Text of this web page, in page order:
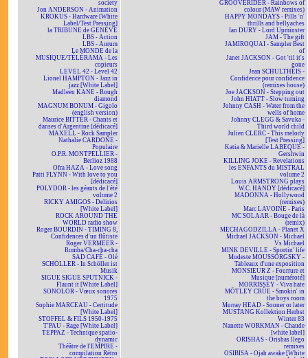
society
Jon ANDERSON - Animation
KROKUS - Hardware [White
Label/Test Pressing]
la TRIBUNE de GENÈVE
LBS - Action
LBS - Aurum
Le MONDE de la
MUSIQUE/TÉLÉRAMA - Les
copieurs
LEVEL 42 - Level 42
Lionel HAMPTON - Jazz in
jazz [White Label]
Madleen KANE - Rough
diamond
MAGNUM BONUM - Gigolo
(english version)
Maurice BITTER - Chants et
danses d'Argentine [dédicacé]
MAXELL - Rock Sampler
Nathalie CARDONE -
Populaire
O.P.R. MONTPELLIER -
Berlioz 1988
Ofra HAZA - Love song
Patti FLYNN - With love to you
[dédicacé]
POLYDOR - les géants de l'été
volume 2
RICKY AMIGOS - Delirios
[White Label]
ROCK AROUND THE
WORLD radio show
Roger BOURDIN - TIMING 8,
Confidences d'un flûtiste
Roger VERMEER -
Rumba/Cha-cha-cha
SAD CAFÉ - Olé
SCHÖLLER - In Schöller ist
Musik
SIGUE SIGUE SPUTNICK -
Flaunt it [White Label]
SONOLOR - Vœux sonores
1975
Sophie MARCEAU - Certitude
[White Label]
STOFFEL & FILS 1950-1975
T'PAU - Rage [White Label]
TEPPAZ - Technique spatio-
dynamic
Théâtre de l'EMPIRE -
compilation Rétro
GROOVERIDER - Rainbows of
colour (MAW remixes)
HAPPY MONDAYS - Pills 'n'
thrills and bellyaches
Ian DURY - Lord Upminster
JAM - The gift
JAMIROQUAI - Sampler Best
of
Janet JACKSON - Got 'til it's
gone
Jean SCHULTHEIS -
Confidence pour confidence
(remixes house)
Joe JACKSON - Stepping out
John HIATT - Slow turning
Johnny CASH - Water from the
wells of home
Johnny CLEGG & Savuka -
Third world child
Julien CLERC - This melody
[Test Pressing]
Katia & Marielle LABEQUE -
Gershwin
KILLING JOKE - Revelations
les ENFANTS du MISTRAL
volume 2
Louis ARMSTRONG plays
W.C. HANDY [dédicacé]
MADONNA - Hollywood
(remixes)
Marc LAVOINE - Paris
MC SOLAAR - Bouge de là
(remix)
MECHAGODZILLA - Planet X
Michael JACKSON - Michael
Vs Michael
MINK DEVILLE - Sportin' life
Modeste MOUSSORGSKY -
Tableaux d'une exposition
MONSIEUR Z - Fourrure et
Musique [numéroté]
MORRISSEY - Viva hate
MÖTLEY CRÜE - Smokin' in
the boys room
Murray HEAD - Sooner or later
MUSTANG Kollektion Herbst
Winter 83
Nanette WORKMAN - Chaude
[white label]
ORISHAS - Orishas llego
remixes
OSIBISA - Ojah awake [White